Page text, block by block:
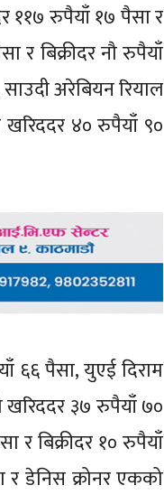
११७ रुपैयाँ १७ पैसा र
र बिक्रीदर नौ रुपैयाँ
अरेबियन रियाल
४० रुपैयाँ ९०
६६ पैसा, युएई दिराम
खरिददर ३७ रुपैयाँ ७०
र बिक्रीदर १० रुपैयाँ
र डेनिस क्रोनर एकको